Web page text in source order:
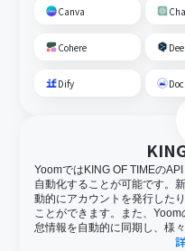
Canva
Cohere
Dify
YoomではKING OF TIMEの
自動化することが可能です。
動的にアカウントを発行した
ことができます。また、
怠情報を自動的に同期し、様